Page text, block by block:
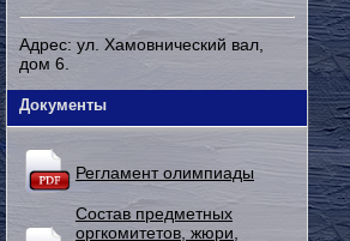
Адрес: ул. Хамовнический вал,
дом 6.
Документы
Регламент олимпиады
Состав предметных
оргкомитетов, жюри,